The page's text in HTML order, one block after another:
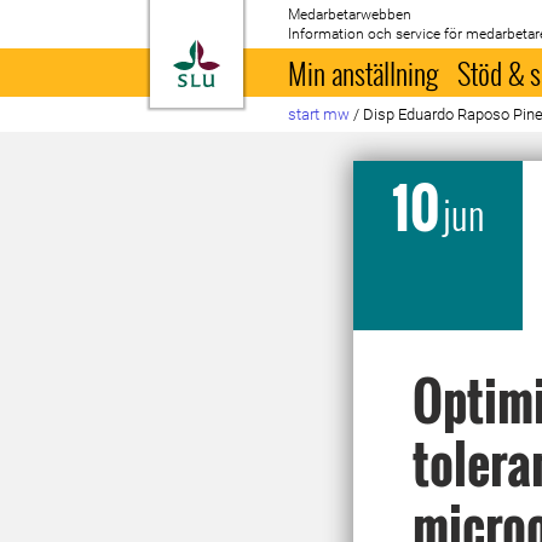
Till startsida
Medarbetarwebben
Information och service för
Min anställning Stöd &
start mw / Disp Eduardo Raposo
10jun